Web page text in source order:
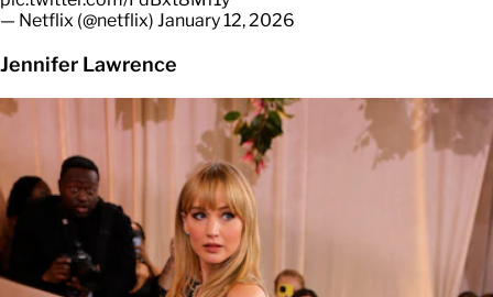
— Netflix (@netflix) January 12, 2026
Jennifer Lawrence